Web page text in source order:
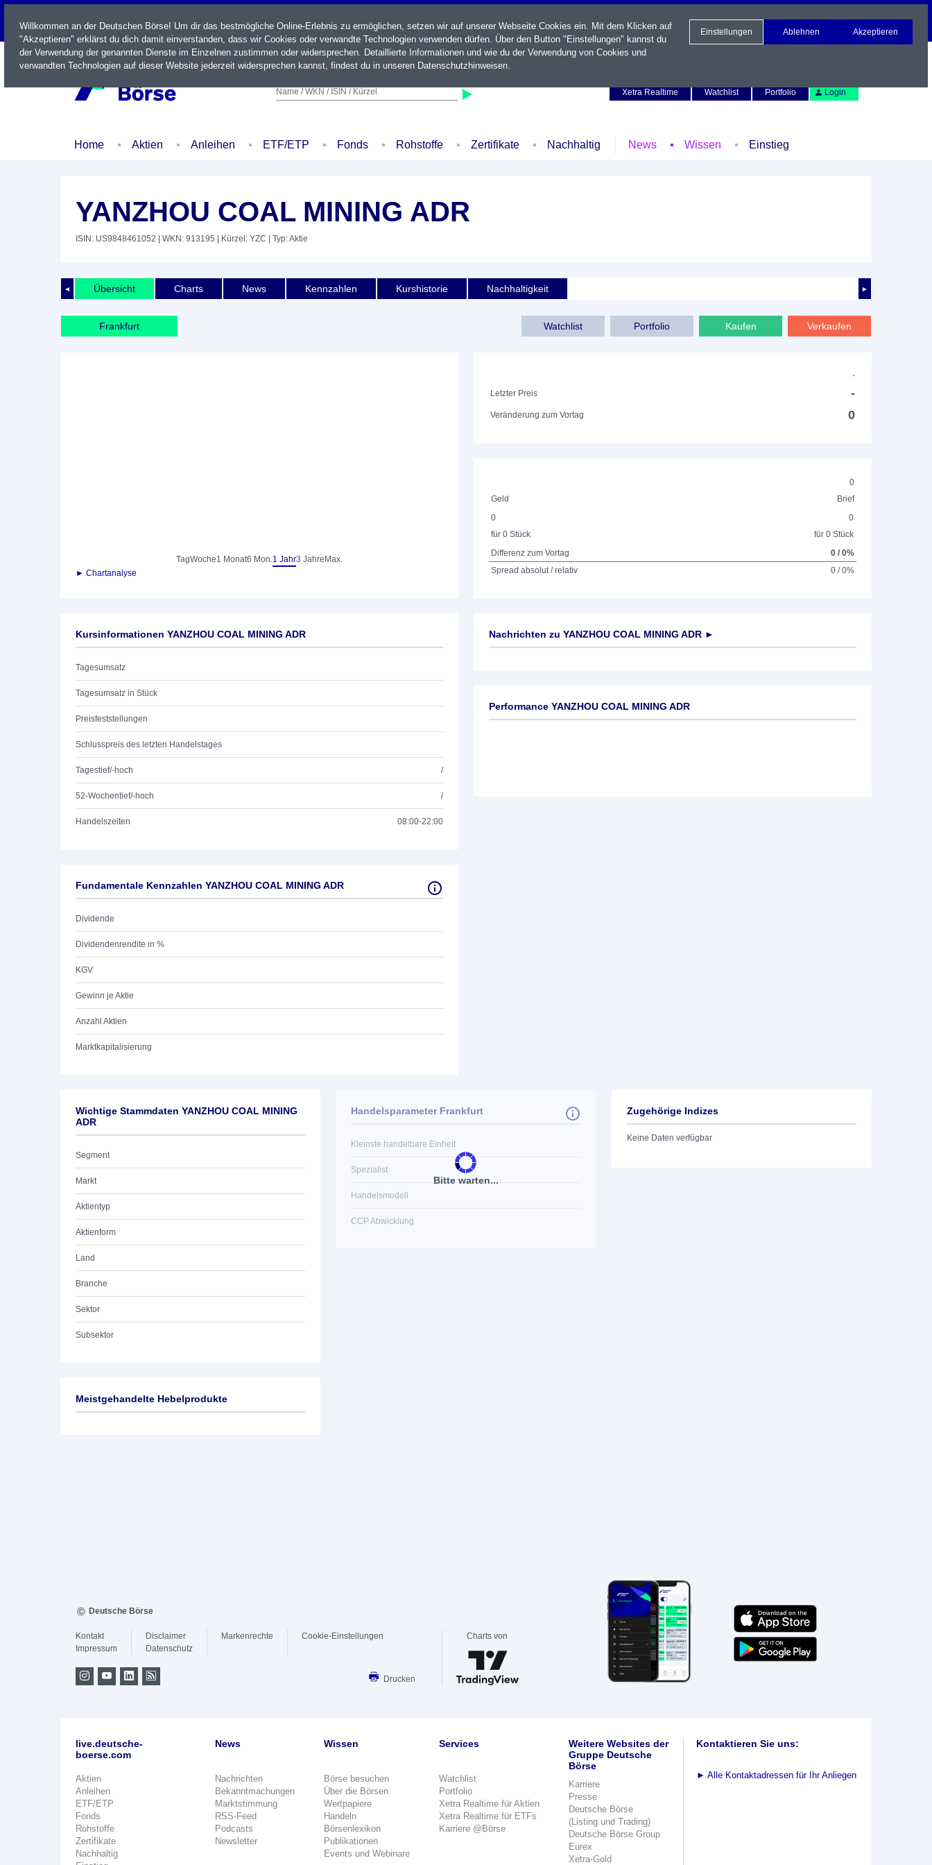
LIVE
Name / WKN / ISIN / Kürzel
Xetra Realtime
Watchlist Portfolio Login
Home Aktien Anleihen ETF/ETP Fonds Rohstoffe Zertifikate Nachhaltig News Wissen Einstieg
YANZHOU COAL MINING ADR
ISIN: US9848461052 | WKN: 913195 | Kürzel: YZC | Typ: Aktie
◄ ►
Übersicht Charts News Kennzahlen Kurshistorie Nachhaltigkeit
Frankfurt Watchlist Portfolio Kaufen Verkaufen
TagWoche1 Monat6 Mon.1 Jahr3 Jahre Max.
► Chartanalyse
-
Letzter Preis
-
Veränderung zum Vortag 0
0
Geld
Brief
0
für 0 Stück
0
für 0 Stück
Differenz zum Vortag
0 / 0%
Spread absolut / relativ
0 / 0%
Kursinformationen YANZHOU COAL MINING ADR
Tagesumsatz
Tagesumsatz in Stück
Preisfeststellungen
Schlusspreis des letzten Handelstages
Tagestief/-hoch /
52-Wochentief/-hoch /
Handelszeiten 08:00-22:00
Fundamentale Kennzahlen YANZHOU COAL MINING ADR
Dividende
Dividendenrendite in %
KGV
Gewinn je Aktie
Anzahl Aktien
Marktkapitalisierung
Nachrichten zu YANZHOU COAL MINING ADR ►
Performance YANZHOU COAL MINING ADR
Wichtige Stammdaten YANZHOU COAL MINING
ADR
Segment
Markt
Aktientyp
Aktienform
Land
Branche
Sektor
Subsektor
Bitte warten...
Handelsparameter Frankfurt
Kleinste handelbare Einheit
Spezialist
Handelsmodell
CCP Abwicklung
Zugehörige Indizes
Keine Daten verfügbar
Meistgehandelte Hebelprodukte
Willkommen an der Deutschen Börse! Um dir das bestmögliche Online-Erlebnis zu ermöglichen, setzen wir auf unserer Webseite Cookies ein. Mit dem Klicken auf
"Akzeptieren" erklärst du dich damit einverstanden, dass wir Cookies oder verwandte Technologien verwenden dürfen. Über den Button "Einstellungen" kannst du
der Verwendung der genannten Dienste im Einzelnen zustimmen oder widersprechen. Detaillierte Informationen und wie du der Verwendung von Cookies und
verwandten Technologien auf dieser Website jederzeit widersprechen kannst, findest du in unseren Datenschutzhinweisen.
Einstellungen Ablehnen Akzeptieren
Deutsche Börse
Kontakt
Impressum
Disclaimer
Datenschutz
Markenrechte Cookie-Einstellungen
Drucken
Charts von
live.deutsche-
boerse.com
Aktien
Anleihen
ETF/ETP
Fonds
Rohstoffe
Zertifikate
Nachhaltig
News
Nachrichten
Bekanntmachungen
Marktstimmung
RSS-Feed
Podcasts
Newsletter
Wissen
Börse besuchen
Über die Börsen
Wertpapiere
Handeln
Börsenlexikon
Publikationen
Events und Webinare
Services
Watchlist
Portfolio
Xetra Realtime für Aktien
Xetra Realtime für ETFs
Karriere @Börse
Weitere Websites der
Gruppe Deutsche
Börse
Karriere
Presse
Deutsche Börse
(Listing und Trading)
Deutsche Börse Group
Eurex
Xetra-Gold
Kontaktieren Sie uns:
► Alle Kontaktadressen für Ihr Anliegen